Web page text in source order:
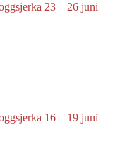
23 – 26 juni
16 – 19 juni